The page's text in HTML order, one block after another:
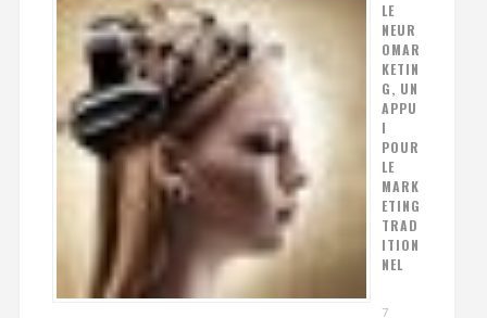
LE
NEUR
OMAR
KETIN
G, UN
APPU
I
POUR
LE
MARK
ETING
TRAD
ITION
NEL
7